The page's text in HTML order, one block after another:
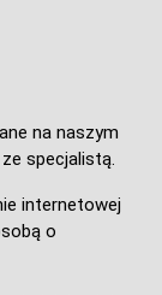
na naszym
specjalistą.
internetowej
o